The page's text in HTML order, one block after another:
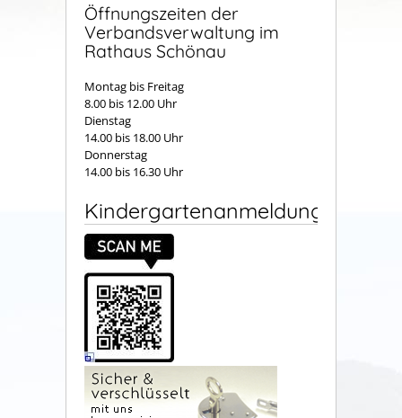
Öffnungszeiten der
Verbandsverwaltung im
Rathaus Schönau
Montag bis Freitag
8.00 bis 12.00 Uhr
Dienstag
14.00 bis 18.00 Uhr
Donnerstag
14.00 bis 16.30 Uhr
Kindergartenanmeldung